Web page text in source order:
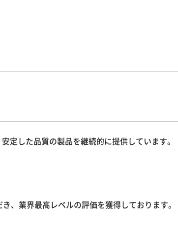
定した品質の製品を継続的に提供しています。
、業界最高レベルの評価を獲得しております。